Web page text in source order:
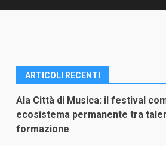
ARTICOLI RECENTI
Ala Città di Musica: il festival
ecosistema permanente tra
formazione